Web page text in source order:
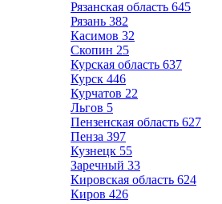
Рязанская область 645
Рязань 382
Касимов 32
Скопин 25
Курская область 637
Курск 446
Курчатов 22
Льгов 5
Пензенская область 627
Пенза 397
Кузнецк 55
Заречный 33
Кировская область 624
Киров 426